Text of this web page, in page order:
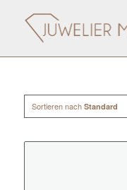
Sortieren nach Standard